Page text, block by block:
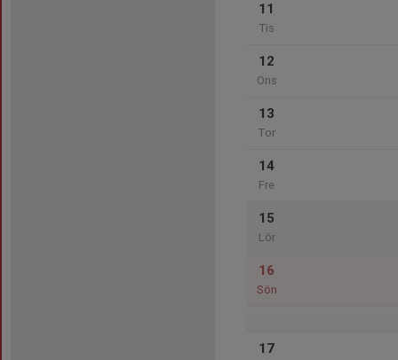
11
Tis
12
Ons
13
Tor
14
Fre
15
Lör
16
Sön
17